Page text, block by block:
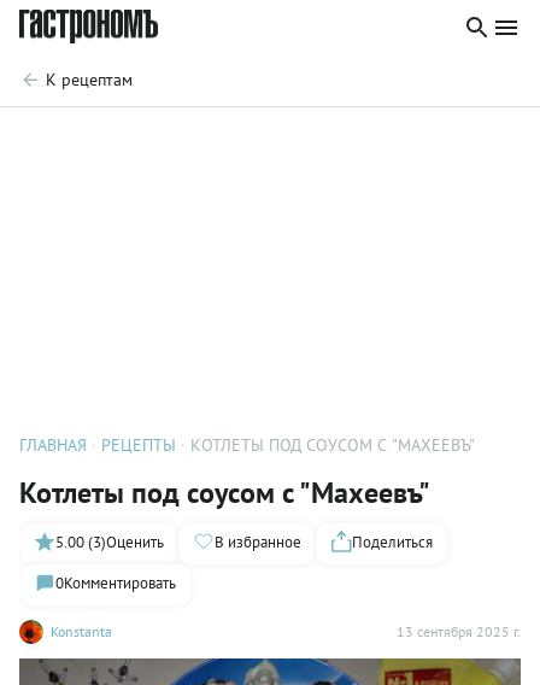
К рецептам
ГЛАВНАЯ РЕЦЕПТЫ КОТЛЕТЫ ПОД СОУСОМ С "МАХЕЕВЪ"
Котлеты под соусом с "Махеевъ"
Konstanta 13 сентября 2025 г.
5.00 (3)Оценить В избранное
Поделиться
0Комментировать